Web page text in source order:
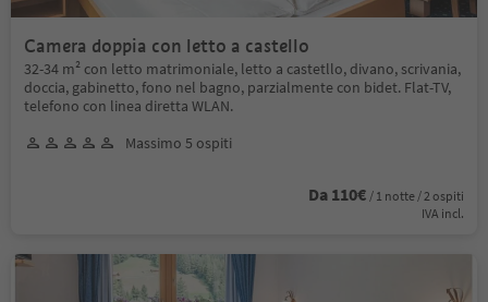
Camera doppia con letto a castello
32-34 m² con letto matrimoniale, letto a castetllo, divano, scrivania,
doccia, gabinetto, fono nel bagno, parzialmente con bidet. Flat-TV,
telefono con linea diretta WLAN.
Massimo 5 ospiti
Da 110€ / 1 notte / 2 ospiti
IVA incl.